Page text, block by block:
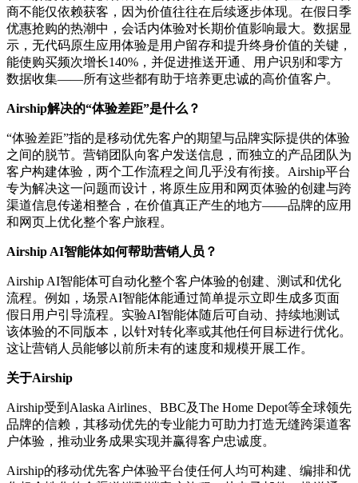
商不能仅依赖获客，因为价值往往在后续逐步体现。在假日季
优惠抢购的热潮中，会话内体验对长期价值影响最大。数据显
示，无代码原生应用体验是用户留存和提升终身价值的关键，
能使购买频次增长140%，并促进推送开通、用户识别和零方
数据收集——所有这些都有助于培养更忠诚的高价值客户。
Airship解决的“体验差距”是什么？
“体验差距”指的是移动优先客户的期望与品牌实际提供的体验
之间的脱节。营销团队向客户发送信息，而独立的产品团队为
客户构建体验，两个工作流程之间几乎没有衔接。Airship平台
专为解决这一问题而设计，将原生应用和网页体验的创建与跨
渠道信息传递相整合，在价值真正产生的地方——品牌的应用
和网页上优化整个客户旅程。
Airship AI智能体如何帮助营销人员？
Airship AI智能体可自动化整个客户体验的创建、测试和优化
流程。例如，场景AI智能体能通过简单提示立即生成多页面
假日用户引导流程。实验AI智能体随后可自动、持续地测试
该体验的不同版本，以针对转化率或其他任何目标进行优化。
这让营销人员能够以前所未有的速度和规模开展工作。
关于Airship
Airship受到Alaska Airlines、BBC及The Home Depot等全球领先
品牌的信赖，其移动优先的专业能力可助力打造无缝跨渠道客
户体验，推动业务成果实现并赢得客户忠诚度。
Airship的移动优先客户体验平台使任何人均可构建、编排和优